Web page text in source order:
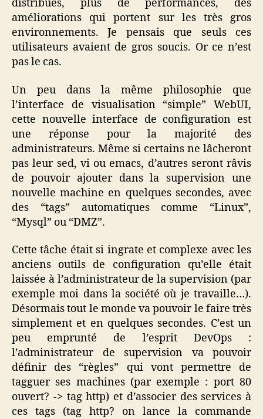
distribués, plus de performances, des
améliorations qui portent sur les très gros
environnements. Je pensais que seuls ces
utilisateurs avaient de gros soucis. Or ce n’est
pas le cas.
Un peu dans la même philosophie que
l’interface de visualisation “simple” WebUI,
cette nouvelle interface de configuration est
une réponse pour la majorité des
administrateurs. Même si certains ne lâcheront
pas leur sed, vi ou emacs, d’autres seront râvis
de pouvoir ajouter dans la supervision une
nouvelle machine en quelques secondes, avec
des “tags” automatiques comme “Linux”,
“Mysql” ou “DMZ”.
Cette tâche était si ingrate et complexe avec les
anciens outils de configuration qu’elle était
laissée à l’administrateur de la supervision (par
exemple moi dans la société où je travaille…).
Désormais tout le monde va pouvoir le faire très
simplement et en quelques secondes. C’est un
peu emprunté de l’esprit DevOps :
l’administrateur de supervision va pouvoir
définir des “règles” qui vont permettre de
tagguer ses machines (par exemple : port 80
ouvert? -> tag http) et d’associer des services à
ces tags (tag http? on lance la commande